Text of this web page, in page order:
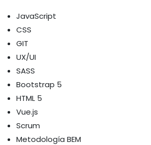
JavaScript
CSS
GIT
UX/UI
SASS
Bootstrap 5
HTML 5
Vue.js
Scrum
Metodología BEM